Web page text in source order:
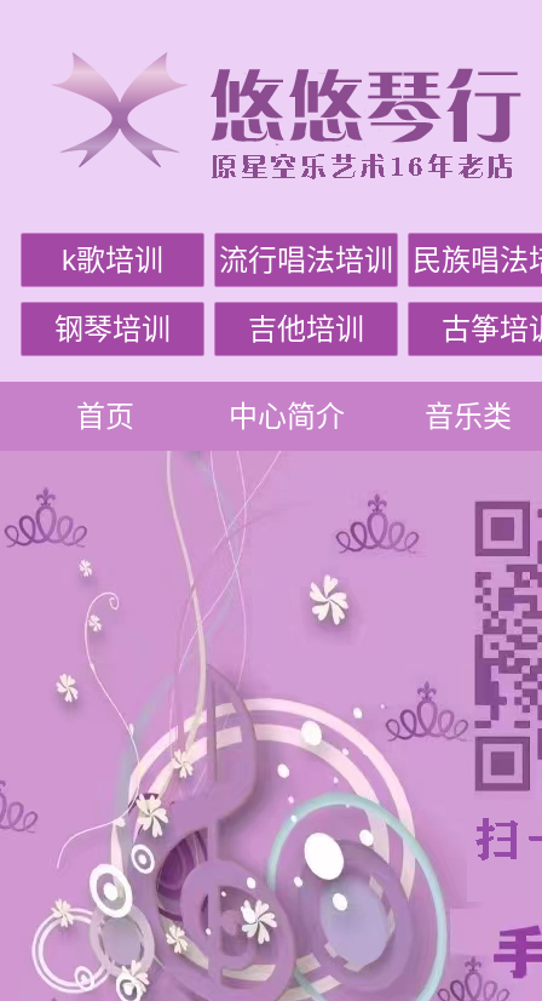
k歌培训 流行唱法培训 民族唱法
钢琴培训 吉他培训 古筝培
首页 中心简介 音乐类